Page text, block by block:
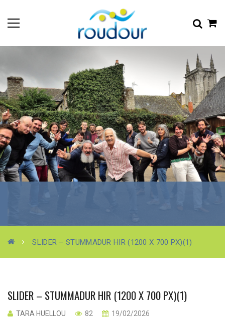
SLIDER – STUMMADUR HIR (1200 X 700 PX)(1)
SLIDER – STUMMADUR HIR (1200 X 700 PX)(1)
TARA HUELLOU 82 19/02/2026